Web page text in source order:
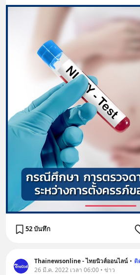
52 บันทึก
Thainewsonline - ไทยนิวส์ออนไลน์ • ติ
26 มี.ค. 2022 เวลา 06:00 • ข่าว